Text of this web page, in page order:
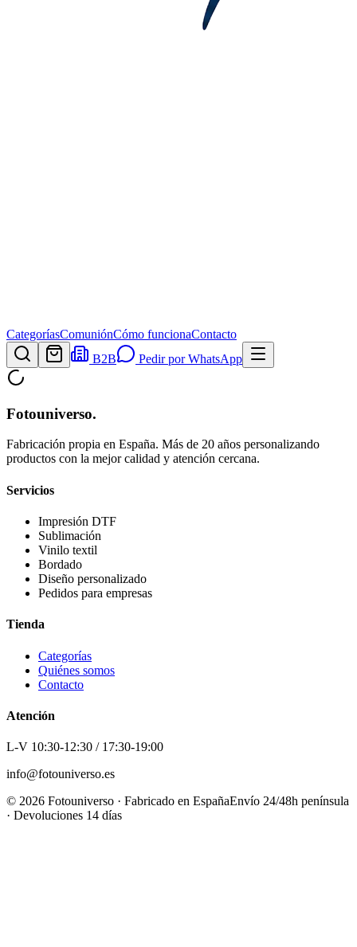
CategoríasComuniónCómo funcionaContacto
B2B
Pedir por WhatsApp
Fotouniverso.
Fabricación propia en España. Más de 20 años personalizando
productos con la mejor calidad y atención cercana.
Servicios
Impresión DTF
Sublimación
Vinilo textil
Bordado
Diseño personalizado
Pedidos para empresas
Tienda
Categorías
Quiénes somos
Contacto
Atención
L-V 10:30-12:30 / 17:30-19:00
info@fotouniverso.es
© 2026 Fotouniverso · Fabricado en EspañaEnvío 24/48h península
· Devoluciones 14 días